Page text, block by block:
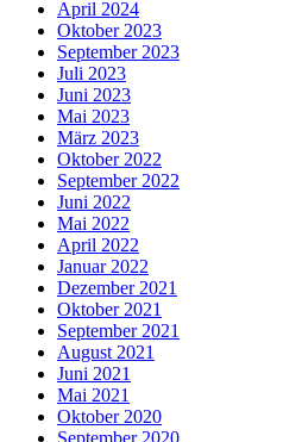
April 2024
Oktober 2023
September 2023
Juli 2023
Juni 2023
Mai 2023
März 2023
Oktober 2022
September 2022
Juni 2022
Mai 2022
April 2022
Januar 2022
Dezember 2021
Oktober 2021
September 2021
August 2021
Juni 2021
Mai 2021
Oktober 2020